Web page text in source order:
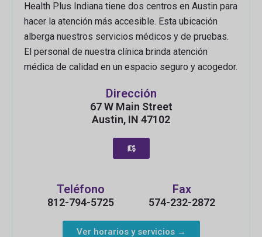
Health Plus Indiana tiene dos centros en Austin para
hacer la atención más accesible. Esta ubicación
alberga nuestros servicios médicos y de pruebas.
El personal de nuestra clínica brinda atención
médica de calidad en un espacio seguro y acogedor.
Dirección
67 W Main Street
Austin, IN 47102
Teléfono
812-794-5725
Fax
574-232-2872
Ver horarios y servicios →